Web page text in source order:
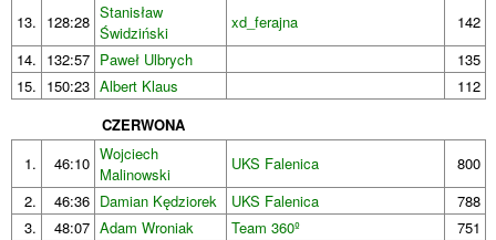
13. 128:28 Stanisław
Świdziński
xd_ferajna
142
14. 132:57 Paweł Ulbrych
135
15. 150:23 Albert Klaus
112
CZERWONA
1.
46:10 Wojciech
Malinowski
UKS Falenica
800
2.
46:36 Damian Kędziorek UKS Falenica
788
3.
48:07 Adam Wroniak Team 360º
751